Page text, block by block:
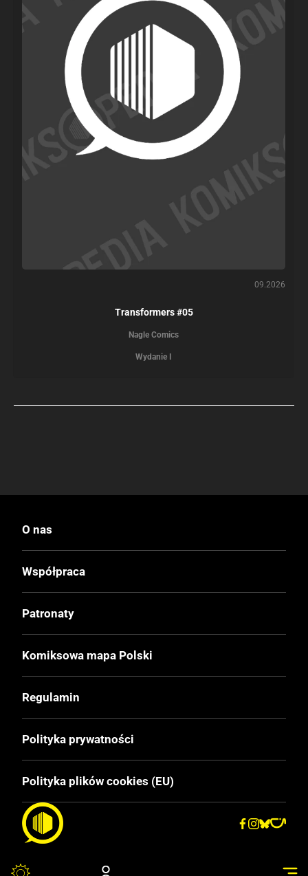
09.2026
Transformers #05
Nagle Comics
Wydanie I
O nas
Współpraca
Patronaty
Komiksowa mapa Polski
Regulamin
Polityka prywatności
Polityka plików cookies (EU)